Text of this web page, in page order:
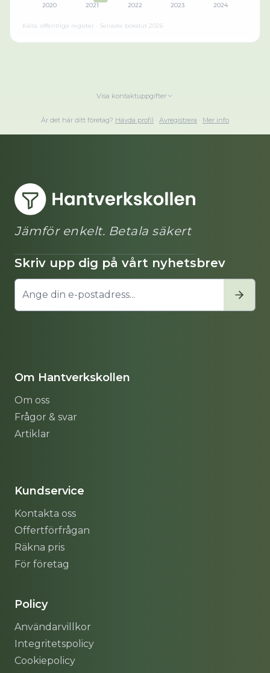
2020 2021 2022 2023 2024
Källa: offentliga register · Senaste bokslut 2026
Visa kontaktuppgifter
Är det här ditt företag? Hävda profil · Avregistrera · Mer info
Jämför enkelt. Betala säkert
Skriv upp dig på vårt nyhetsbrev
Om Hantverkskollen
Om oss
Frågor & svar
Artiklar
Kundservice
Kontakta oss
Offertförfrågan
Räkna pris
För företag
Policy
Användarvillkor
Integritetspolicy
Cookiepolicy